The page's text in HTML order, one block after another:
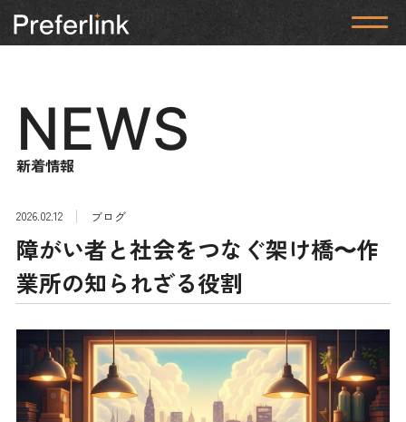
NEWS
新着情報
2026.02.12 ブログ
障がい者と社会をつなぐ架け橋〜作
業所の知られざる役割